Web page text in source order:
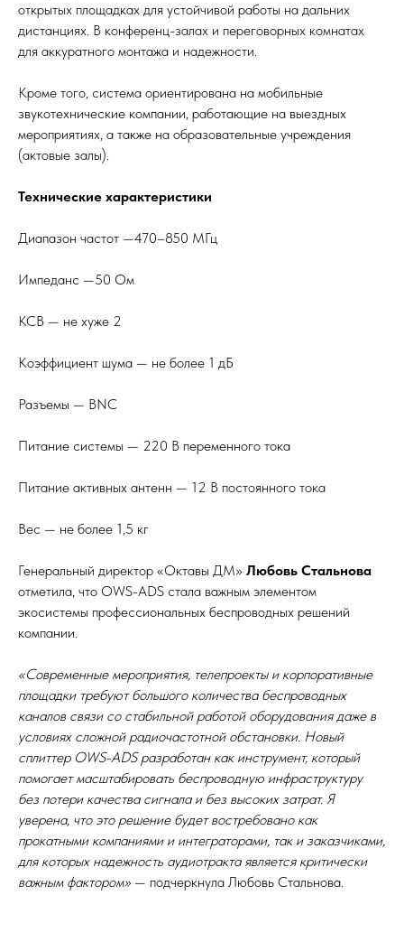
открытых площадках для устойчивой работы на дальних
дистанциях. В конференц-залах и переговорных комнатах
для аккуратного монтажа и надежности.
Кроме того, система ориентирована на мобильные
звукотехнические компании, работающие на выездных
мероприятиях, а также на образовательные учреждения
(актовые залы).
Технические характеристики
Диапазон частот —470–850 МГц
Импеданс —50 Ом
КСВ — не хуже 2
Коэффициент шума — не более 1 дБ
Разъемы — BNC
Питание системы — 220 В переменного тока
Питание активных антенн — 12 В постоянного тока
Вес — не более 1,5 кг
Генеральный директор «Октавы ДМ» Любовь Стальнова
отметила, что OWS-ADS стала важным элементом
экосистемы профессиональных беспроводных решений
компании.
«Современные мероприятия, телепроекты и корпоративные
площадки требуют большого количества беспроводных
каналов связи со стабильной работой оборудования даже в
условиях сложной радиочастотной обстановки. Новый
сплиттер OWS-ADS разработан как инструмент, который
помогает масштабировать беспроводную инфраструктуру
без потери качества сигнала и без высоких затрат. Я
уверена, что это решение будет востребовано как
прокатными компаниями и интеграторами, так и заказчиками,
для которых надежность аудиотракта является критически
важным фактором» — подчеркнула Любовь Стальнова.